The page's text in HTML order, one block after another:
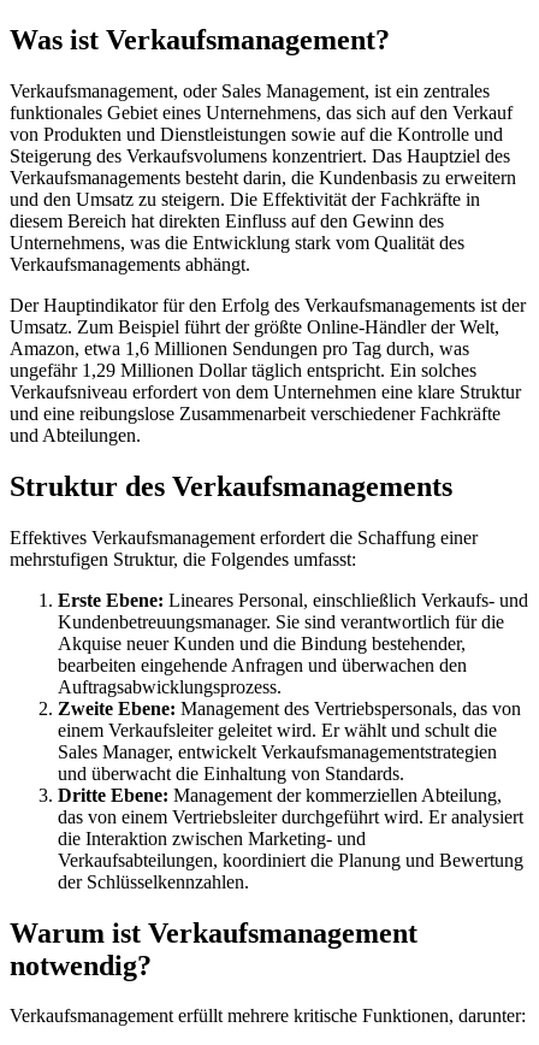
Was ist Verkaufsmanagement?
Verkaufsmanagement, oder Sales Management, ist ein zentrales
funktionales Gebiet eines Unternehmens, das sich auf den Verkauf
von Produkten und Dienstleistungen sowie auf die Kontrolle und
Steigerung des Verkaufsvolumens konzentriert. Das Hauptziel des
Verkaufsmanagements besteht darin, die Kundenbasis zu erweitern
und den Umsatz zu steigern. Die Effektivität der Fachkräfte in
diesem Bereich hat direkten Einfluss auf den Gewinn des
Unternehmens, was die Entwicklung stark vom Qualität des
Verkaufsmanagements abhängt.
Der Hauptindikator für den Erfolg des Verkaufsmanagements ist der
Umsatz. Zum Beispiel führt der größte Online-Händler der Welt,
Amazon, etwa 1,6 Millionen Sendungen pro Tag durch, was
ungefähr 1,29 Millionen Dollar täglich entspricht. Ein solches
Verkaufsniveau erfordert von dem Unternehmen eine klare Struktur
und eine reibungslose Zusammenarbeit verschiedener Fachkräfte
und Abteilungen.
Struktur des Verkaufsmanagements
Effektives Verkaufsmanagement erfordert die Schaffung einer
mehrstufigen Struktur, die Folgendes umfasst:
Erste Ebene: Lineares Personal, einschließlich Verkaufs- und
Kundenbetreuungsmanager. Sie sind verantwortlich für die
Akquise neuer Kunden und die Bindung bestehender,
bearbeiten eingehende Anfragen und überwachen den
Auftragsabwicklungsprozess.
Zweite Ebene: Management des Vertriebspersonals, das von
einem Verkaufsleiter geleitet wird. Er wählt und schult die
Sales Manager, entwickelt Verkaufsmanagementstrategien
und überwacht die Einhaltung von Standards.
Dritte Ebene: Management der kommerziellen Abteilung,
das von einem Vertriebsleiter durchgeführt wird. Er analysiert
die Interaktion zwischen Marketing- und
Verkaufsabteilungen, koordiniert die Planung und Bewertung
der Schlüsselkennzahlen.
Warum ist Verkaufsmanagement
notwendig?
Verkaufsmanagement erfüllt mehrere kritische Funktionen, darunter: